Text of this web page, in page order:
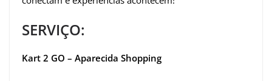
SERVIÇO:
Kart 2 GO – Aparecida Shopping